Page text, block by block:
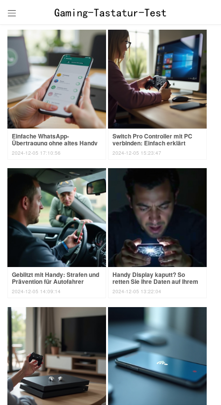

Einfache WhatsApp-
Übertragung ohne altes Handy
2024-12-05 17:10:56
Switch Pro Controller mit PC
verbinden: Einfach erklärt
2024-12-05 15:23:47
Geblitzt mit Handy: Strafen und
Prävention für Autofahrer
2024-12-05 14:09:14
Handy Display kaputt? So
retten Sie Ihre Daten auf Ihrem
Samsung
2024-12-05 13:22:04